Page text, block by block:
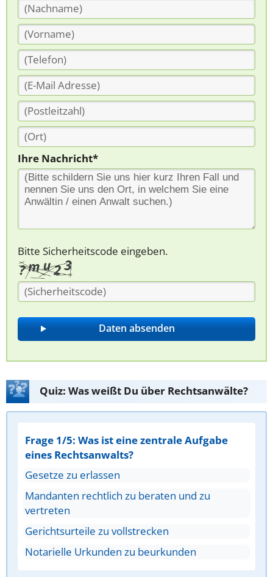
Ihre Nachricht*
Bitte Sicherheitscode eingeben.
Quiz: Was weißt Du über Rechtsanwälte?
Frage 1/5: Was ist eine zentrale Aufgabe
eines Rechtsanwalts?
Gesetze zu erlassen
Mandanten rechtlich zu beraten und zu
vertreten
Gerichtsurteile zu vollstrecken
Notarielle Urkunden zu beurkunden